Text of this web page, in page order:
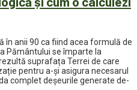
anii 90 ca fiind acea formulă de
Pământului se împarte la
suprafața Terrei de care
pentru a-și asigura necesarul
complet deșeurile generate de-